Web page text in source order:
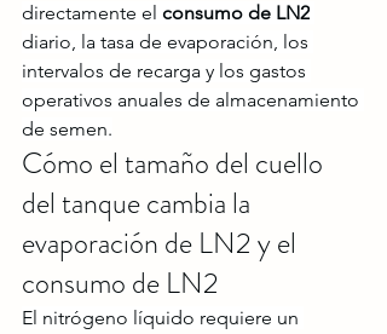
directamente el consumo de LN2
diario, la tasa de evaporación, los
intervalos de recarga y los gastos
operativos anuales de almacenamiento
de semen.
Cómo el tamaño del cuello
del tanque cambia la
evaporación de LN2 y el
consumo de LN2
El nitrógeno líquido requiere un